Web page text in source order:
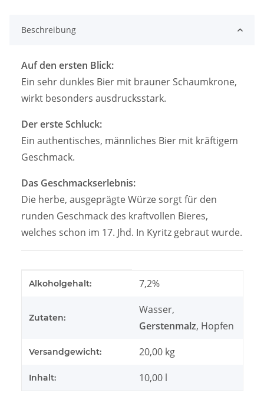
Beschreibung
Auf den ersten Blick:
Ein sehr dunkles Bier mit brauner Schaumkrone,
wirkt besonders ausdrucksstark.
Der erste Schluck:
Ein authentisches, männliches Bier mit kräftigem
Geschmack.
Das Geschmackserlebnis:
Die herbe, ausgeprägte Würze sorgt für den
runden Geschmack des kraftvollen Bieres,
welches schon im 17. Jhd. In Kyritz gebraut wurde.
Produkteigenschaft
Wert
Alkoholgehalt: 7,2%
Zutaten:
Wasser,
Gerstenmalz, Hopfen
Versandgewicht: 20,00 kg
Inhalt: 10,00 l